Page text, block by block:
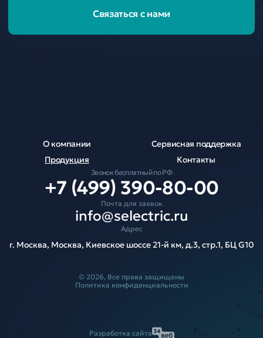
Связаться с нами
О компании
Продукция
Сервисная поддержка
Контакты
Звонок бесплатный по РФ
+7 (499) 390-80-00
Почта для заявок
info@selectric.ru
Адрес
г. Москва, Москва, Киевское шоссе 21-й км, д.3, стр.1, БЦ G10
© 2026, Все права защищены
Политика конфиденциальности
Разработка сайта